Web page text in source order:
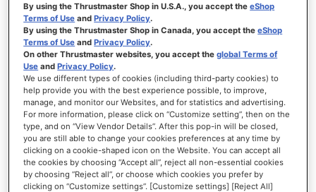
109,99 €
AGGIUNGI AL CARRELLO
LISTA
DEI
DESIDERI
VISTA
By using the Thrustmaster Shop in U.S.A., you accept theeShop
Terms of Use andPrivacy Policy.
By using the Thrustmaster Shop in Canada, you accept theeShop
Terms of Use andPrivacy Policy.
On other Thrustmaster websites, you accept theglobal Terms of
Use andPrivacy Policy.
We use different types of cookies (including third-party cookies) to
help provide you with the best experience possible, to improve,
manage, and monitor our Websites, and for statistics and advertising.
For more information, please click on “Customize setting”, then on the
type, and on “View Vendor Details”. After this pop-in will be closed,
you are still able to change your cookies preferences at any time by
clicking on a cookie-shaped icon on the Website. You can accept all
the cookies by choosing “Accept all”, reject all non-essential cookies
by choosing “Reject all”, or choose which cookies you prefer by
clicking on “Customize settings”. [Customize settings] [Reject All]